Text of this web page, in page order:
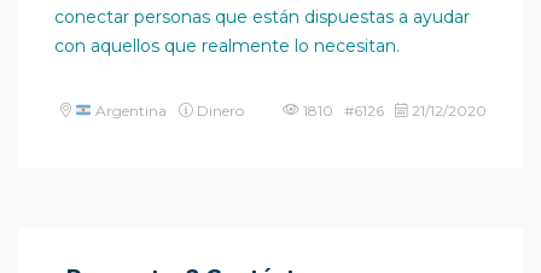
conectar personas que están dispuestas a ayudar
con aquellos que realmente lo necesitan.
Argentina Dinero 1810 #6126 21/12/2020